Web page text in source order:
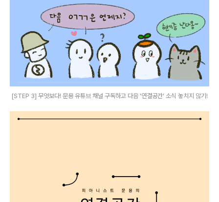
[STEP 3] 무엇보다! 문용 유튜브 채널 구독하고 다음 '연결공간' 소식 놓치지 않기!